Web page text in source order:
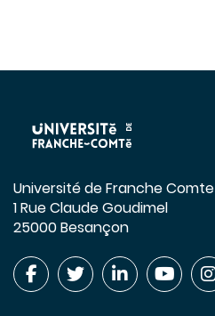
Université de Franche Comte
1 Rue Claude Goudimel
25000 Besançon